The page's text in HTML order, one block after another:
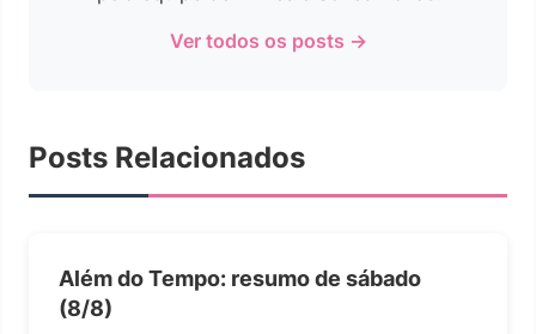
Ver todos os posts →
Posts Relacionados
Além do Tempo: resumo de sábado
(8/8)